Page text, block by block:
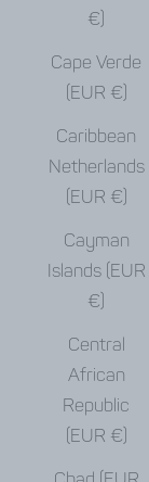
€)
Cape Verde
(EUR €)
Caribbean
Netherlands
(EUR €)
Cayman
Islands (EUR
€)
Central
African
Republic
(EUR €)